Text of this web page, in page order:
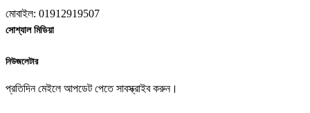
মোবাইল: 01912919507
সোশ্যাল মিডিয়া
নিউজলেটার
প্রতিদিন মেইলে আপডেট পেতে সাবস্ক্রাইব করুন।